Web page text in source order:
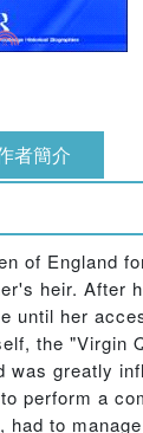
者簡介
of England
heir. After
until her
the "Virgin
was greatly
perform a
had to